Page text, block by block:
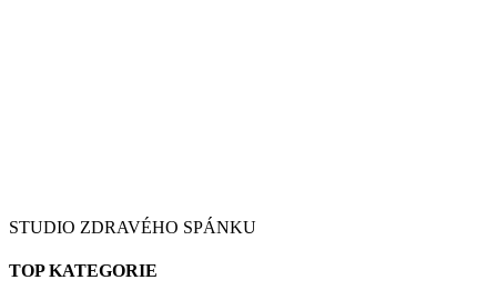
STUDIO ZDRAVÉHO SPÁNKU
TOP KATEGORIE